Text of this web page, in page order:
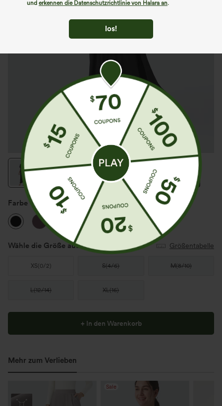
und erkennen die Datenschutzrichtlinie von Halara an.
los!
Farbe Schwarz
Wähle die Größe aus(US) Größentabelle
XS(0/2) S(4/6) M(8/10)
L(12/14) XL(16)
+ In den Warenkorb
Mehr zum Verlieben
Sale